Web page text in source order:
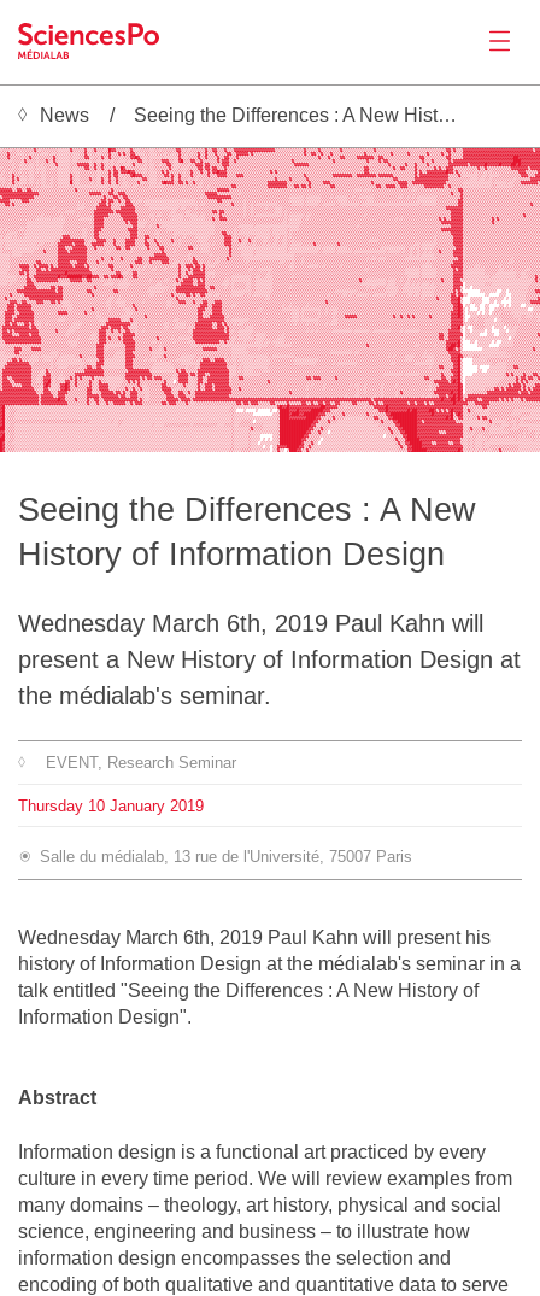
News
Productions
Activities
Tools
Seminar
Team
The médialab
News Seeing the Differences : A New History of Information Design
░░░▒░▒▒▒▒▒▒▓▓▓▒▒▒▒▒▒▒▒▒▒▒░░░░▒▒▒▒▒▒▒▒▒▒▒▒▒▒░░░░▒▒░░░░░▒▒▒▒▒▒▒▒▒▒▒░░▒▒▒▒▒░▒▒▓▓▓▓▓▒▒▓▓▓▒▒▒▒▒▒▒░░░▒░▒▒▒▒▒░░▒▒░░░░░░░▒▒▒▒▒▒▒▒▒▒▒▒▒▒▒▒▒▒▒▒▒▒▒▒▒▒▒▒▒▒▒▒▒▒▒▒▒░░░░░░░░░░▒░░░▒▒▒▒░░▒░▒░▒░░░▒░▒▒▒▒▒▒▒▒▓▓▓▓
▒▒▒▒▒▒▒▒▒▒▓▓▓▓▓▒░▒▒▒▒▓▓▒▓▓▒▒▒▒▒▒▒▒▒▒▒▒▒▓▒▒▒▒▒▒▒▒▒░░░░▒▒▒▒▒▒▒▒▒░░░░░░░░▒▒░▓▓▓▓▓▓▓▓▓▓▓▓▒▒▓▓▒▒▒▒░▒▒░▒▒▒▒▒░░▒▒░░░░░░░▒▒▒▒▒▒▒░▒▒▒▒▒▒▒▒▒▒▒▒▒▒▒▒▒▒▒▒▒▒▒▒▒▒▒▒▒▒▒░▒░░▒▒▒▒░░░░░▒▒░░░░░░░░░░░░░░▒▒▒▒▒▒▒▓▓▓▒ ░░
▒▒▒▒▒▒▒▓▓▓▓▓▓▓▓▓▓▓▓▓▓▓▓▒▓▓▒▒▒▒▒▒▒▒▒▒▓▓▒▒▒▒▒▒▒▒▒▓▓▒▒▒▒▒▒▒▒▒▒▒▒░░░░░░░▒▒▒▒▒▓▓▓▓▓▓▓▓▓▓▓▓▓▒▒▒▒▒▒▒▒▒▒░░░░░░░░▒▒░░░░░░░▒▒▒▒▒▒▒▒▒▒▒▒▒▒▒▒▒▒▒▒▒▒▒▒▒▒░░░░░░░░░▒▒▒▒▒▒▒▒▒▒▒▒░░░░░▒▒░░░░░░░▒░░░░░▒▒▒▒▒▒▒▒▓▒▓▒       ░░░░░░░  ░░
▒▒▒▒▓▒▒▒▒▒▓▓▓▓▓▓▓▓▓▓▓▓▓▓▓▓▒▒▒▒▒▒▒▒▒▒▒▒▓▒▒▒▒▒▒▒▒▒▒▒▒▒▒▒▒▒▒▒▒▒▒▒░░▒▒▒▒▒▒▒▓▒▒▒▒▒▓▓▒▓▒▒▓▓▒░░▒░░▒▒▒▒▒░░░░░▒▒░▒░░░░░░░▒▒▒▒▒▒▒▒▒▒▒▒▒▒▒▒▒▒▒▒▒▒▒▒░▒▒▒▒▒░░▒░▒▒░░░░░▒▒░░░░░▒░░░▒▒▒▒▒░░▒░░▒░░░░░▒▒▒▒▒▒▒▓▓▒▓▓░░       ░░    ░░░
▒▒▓▒▒▒▒▒░▒▒▒▓▓▓▓▓▓▓▓▓▓▓▓▓▓▒▒▒▒▒▒▒▒▒▒▒▒▒▒▒▒▒▒▒░░▒▒░▒▒▒▒▒▒▒▒▒▒▒▒▒▒▒▒▒▒▒▒▒▒▒▓▒▒▒▒▒▒▒▒▒▒▒▒▒▒▒▒▒▒▒▒▒▒▒▒▒▒▒▒▒▒▒▒▒▒▒▒░░▒▒▒▒▒▒▒▒▒▒▒▒▒▒▒▒▒▒▒▒▒▒▒▒▒▒▒▒▒▒▒▒▒▒▒▒▒▒▒▒▒▒▒▒▒▒▒▒▒▒▒▒▒▒▒▒▒▒▒▒▒▒▒░▒▒▒▒▒▓▒▒▒▒▒▓▓▓█▒   ░░░░░   ░░░░░░ ░
▒▒▒▒▓▓▓▒▒▓▓▒▒▒▒▓▓▓▒▒▒▓▓▒▓▒░░░▒▒▒▒▒▒▒▒▒▒▒▒▒▒▒░░▒▒░░░░▒▒▒▒▒▒▒░▒▒▒▒▒▒▒▒▒░░▒▒▒▓▓▓▒▒▒▓▒▒▒▓▓▒▒▒▓▓▓▒▒▒▒▒▒▒▒▒▒▒▒▒▒▒▒▒▒▒▒▒▒▒▒▒▒▒▒▒▒▒▒▒▒▒▒▒▒▒▒▒▒▒▓▒▒▒▒▒▒▒▒▒▒▒▒▒▒▒▒▒▒▒▒▒▒▒▒▒▒▒▒▒▒▒▒▒▒▒▒▒▒▒▒▒▒▒▒▒▒▒▒▒▒▒▓▓▓█▒   ░▒░░░   ░░ ░░
▒▒▒▓▓▓▒▓▓▓▓▓▓▒▒▒▒▒▒▒▒▒▒▒░▒░░░░▒▒▒▒▒▒▒▒▒▒▒▒▒▒░░▒▒▒░░░▒▒▒▓▒▒▒▒▒▒▒▒▒▒▒▒▒░░▒▒▒▒▒▒▒▒▒▒▒▒▓▓▓▒▒▓▓▓▓▒▒▒▒░░▒▒▒▒▒▒▒▒▒▒▒▒▒▒▒▒▒▒▒░▒▒░▒▒▒▒▒▒░▒▒▒▒▒▒▒▒▒▒▒▒▒▒▒▒▒▒▒▒▒▒▒▒▒▒▒▒▒▒▒▒▒▒▒▒▒▒▒▒▒▒▒▒▒▒▒▒▒▒▒▒▒▒▒▒▒▒▒▒▓▓█▓ ░░  ░░  ░░    ░░ ░ ░░░░
▒▒▒▓▓▓▒▓▓▓▓▓▓▒▒▒▒▒▒▒▒▒▒▒▒▒▒▒░░▒▒▒▒▒▒▒▒▓▒▒▒▒▒▒░▒▒▒▒▒░░░▒▒▓▒▒▒▒▒▒▒▒▒▒▒▒▒▒▒▒▒▒▒▒▒▒▒▒▒▓▓▓▒▒▒▓▓▓▓▒▒▒▒▒▒▒▒▒▒▒▒▒▒▒░░▒▒▒▒▒▒▒▒░░░░░░░▒░░░░░░░░▒▒░▒░░░▒▒▒▒▒▒▒▒▒▒▒▒▒▒▒▒▒▒▒▒▒▒▒▒▒▒▒▒▒▒▒▒▒▒▒▒▒▒▒▒▒▒▒▒▒▒▒▒▓▓█▓░ ░   ░  ░░  ░░▒▒░░░░░░░░░░
░▒▓▓▓▓▒▒▓▓▓▓▓▓▒▒▒▒▒▒▒▒▒▒▓▓▓▓▒▒▒▒▒▒▒▓▒▒▒▒░▒▒▒▒▒▒▒▒▒▒▒░░░▒▒▒▒▒▒▒▒▒▒▒▒▒▒▒▒▒▒▒▒▒▒▒▒▒▒▒▓▓▒▒▒▒▓▓▓▓▒▒▒▒▒▒▒▒▒▒▒▒▒▒▒▒▒▒▒▒▒▒▒▒▒▒▒▒▒░░░▒░▒▒▒▒▒▒░▒▒░▒▒░░▒▒▒▒▒▒▒▒▒▒▒▒▒▒▒▒▒▒▒▒▒▒▒▒▒▒▒▒▒▒▒▒▒▒▒▒▒▒▒▒▒▒▒▒▒▒▒▓▓▓█▓░ ░░░░ ░ ░░
▒▒▓▓▓▒▒▓▓▓▓▓▓▓▒▒▒▒▒▒▒▒▒▒▒▒▒▒▒▒▒▒▒▒▒▒▒▒▒▒░░▒▒▒▒▒▒▒▒░░░░▒▒▒▒▒▒▓▒▒▒▒▒▒▒▒▒▒▒▒▒▒▒▒▒▒▒▒▒▓▓▒▒▒▓▓▓▓▓▓▒░▒▒▒▒▒▒▒▒▒▒▒▒▒▒▒▒▒▒▒▒▒▒▒▒▒▒░░░▒░▒▒▒▒▒▒░▒▒▒▒▒░▒▒▒▒▓▓▓▓▓▒▒▒▒▒▒▒▒▒▒▒▒▒▒▒▓▒▒▓▒▒▓▒▓▒▒▒▒▒▒▓▒▒▒▒▒▒▒▒▓▓▓█▓░
▒▒▓▓▓▒▓▓▓▓▓▓▓▓▒▒▒▒▒▒▒▒▒▒░░░▒▒▒▒▒▒▒▒▒▒▒▒▒▒░░░▒▓▓▓▓▓▒░░▒▓▒▒▒▒▒▒▒▒▒▒▒▒▒▒▒▒▒░░▒▒▒▒▒▒▒▒▓▓▓▓▓▓▓▓▓▓▓▒▒▒░░░░░░░▒▒▒▒▒▒░▒▒▒▒▒▒▒▒▒░▒░░░▒░░░░░░░▒▒▒▒▒▒░░▒▒▒▒▒▒▒▒▒▒▒▒▒▒▒▒▒▒▒▒▒▒▒▒▒▒▒▒▒▒▒▒▒▒▒▒▒▒▒▒▒▒▒▒▒▒▒▓▓▓▓▓░ ░▒▒░▒▒▒░░░░
▒▓▓▓▓▓▓▓▓▓▓▓▒▓▓▒░▒▒▒▒▒▒▒▒▒▒▒▒░░░░▒▒▒▒▒▒▒▒▒▓▓▓▒▓▓▓▓▒▓▓▒░░░▒▒▒▒▒▒▒▒▒▒▒░░▒▒░░░░░▒░░▒▓▓▓▓▓▓▓▒▒▓▓▓▒▓▒▒▒▒▒▒▒░░░▒▒▒▒▒▒▒▒▒▒▒▒▒▒▒▒▒▒▒▒▒▒▒▒▒▒▒▒▒▒▒▒▒▒▒▒▒▒▒▒▒▒▒▒▒▒▒▒▒▒▒▒▒▒▒▒▒▒▒▒▒▒▒▒▒▒▒▒▒▒▒▒▒▒▒▒▒▒▒▒▒▒▓▓▓█▒ ░  ░▒▒▒▒░░░ ░░░░
▒▓▓▒▓▒▓▓▓▓▓▓▓▓▓▓▒▒▒▒▒▒▒▓▒▒▒▒░░░▒▒▒▒▒▒▒▒▒▒▓▓▓▒▒▓▒▒▓▒▒▓▓▒▒░▒▒░▒▒▒▒▒▒▒▒▒▒▒▒▒▒▒▒▒▒░░▓▓▓▓▓▓▓▓▓▓▓▓▓▒▓▒░▒▒░░░░░░▒▒▒▒▒▒▒▒▒▒▒▒▒▒▒▒▒▒▒▒▒▒░▒░▒░▒▒▒▒▒▒░░░░░░░░▒░░░░░░▒▒░░░░░░░▒▒▒▒░▒░░░░░░▒▒▒▒▒▒▒▒▒▒▒▒▓▓▓▓▓▒ ░░ ░░░░░ ░░   ░░░
▒▓▓▓▓▒▒▒▓▓▓▓▒▓▓▓▒▒▒▒▒▒▒▒▒▒▒░░▒▒▒▒▒▒▒▒▒░░▒▓▓▓▒▒▒▒▒▒▒▓▓▓▓▓░▒▒▒▒▒▒▒▒▒▒▒▒▒▒▒▒▒▒▒▒▒▒▒▓▓▓▓▓▓▓▓▓▓▓▓▓▓▓▒▒▒▒░░░░░▒▒░░░░▒▒▒▒▒▒▒░▒▒▒▒▒▒▒▒▒▒▒▒▒▒▒▒▒▒▒▒▒▒▒▒▒▒▒▒▒▒▒▒▒▒▒▒▒▒▒▒▒▒▒▒▒▒▒▒▒▒▒▒▒▒▒▒▒▒▒▒▒▒▒▒▓▓▒▒▓▓▓▓▓▓ ░▒░░░░   ░░░
▒▓▓▓▓▓▓▓▓▓▓▓▓▓▓▓▓▒▒▒▒▒▒▒▒▒▒▒▒▒▒▒░▒▒▒▒░░░▒▓▓▓▒▓▒▒▒▓▒▓▓▓▓▒▒▒▒▒▒▒▒▒▒▓▒▒▒▒▒░▒▒░░░░░▒▓▓▓▓▓▓▓▓▓▓▓▓▓▓▓▒░░▒░░░░░░▒░░░░▒▒▒▒▒░░░▒▒▒▒▒▒▒▒▒▒▒▒▒▒▒▒▒▒▒▒▒▒▒▒▒▒▒▒▒▒▒▒▒▒▒▒▒▒▒▒▒▒▒▒▒▒▒▒▒▒▒▒▒▒▒▒▒▒▒▒▒▒▒▒▓▓▒▒▓▓▓▓▓▒ ░░░░░░░░░░░░░░░░░░
░▒▓▓▓▓▓▓▓▓▓▓▓▓▓▓▓▒▒▒▒▒▒▒▒▒▒▒░░░░▒▒▒▒▒▒▒░▒▓▓▓▒▒▒▒▒▒▒▓▓▓▓▓▒▒▒▒▒▒▒░░▒▒▒▒▒▒▒░▒▒▒▒▒░░▒▓▓▓▓▓▓▓▓▓▓▒▒▓▒▒░▒▒▒▒░▒▒▒▒░░░▒░░▒░░░░░▒▒▒▒▒▒▒▒▒▒▒▒▒▒▒▒▒▒▒▒▒▒▒▒▒▒▒▒▒▒▒▒▒▒▒▒▒▒▒▒▒▒▒▒▒▒▒▒▒▒▒▒▒▒▒▒▒▒▒▒▒▒▒▒▒▒▒▓▓▓▓▓█▒   ░░ ░░░░░░ ░
░░▒▒▒▒▒▒▒▒▒▒▒▒▒▒▒▒▒▒▒▒▒▒▒▒▒▒▒░░░▒▒▒▒▒▒▒▒▓▓▓▒░░░░░░░▒▓▓▓▓▒▒▒▒▒▒▒▒▒▒░▒▒▒▒▒▒▒▒▒▒▒▒░░░▒▒▒▒▒▒▒▒░▒░░░░░░░░░░░░░░░░░░░▒▒▒░░░░░░░▒▒▒▒▒▒▒▒▒▒▒▒▒▒▒▒▒▒▒▒▒▒▒▒▒▒▒▒▒▒▒▓▒▒▒▒▒▒▒▒▒▒▒▒▒▒▒▒▒▒▒░░▒▒▒▒▒▒░▒▒▒▒▓▓██▓█▒      ░░░░░
▒▒▒▒▒▒▓▓▓░▒▒▒▓▓▓▓▒▒▒▒▒▒▒▒▒▒▒▒▒▒▒▒▒▒▒▒▒▒░▓▓▓▒░▒▒▒▒▒▒▒▓▓▓▓▒▒▒▒▒▒▓▒▒▒░▒▓▒▒▒▒▒▒▒▒▒▒▒▒▒▒▒▓▓▓▓▓▓▒▒▒▒▒▒░░░░░░▒▒▒▒▒░▒▒▒▒▒▒▒▒▒▒▒▒▒▒▒▒▒▒▒▒▒▒▒▒▒▒▒▒▒▒▒▒▒▒▒▒▒▒▒▒▒▒▒▒▒▒▒▒▒▒▒▒▒▒▒▒▒▒▒▒▒▒▒▒▒▒▒▒▒▒▒▒▒▒▒▒▒▓██▓▒▓▒
░░░▒▒▓▓▒▓▒▒▒░░░░▒▒░░░░▒▒░░░░░░░░░░▒▒░░░░▒▓▓▒░░░░░░░░▓▓▓▒▒▒▒▒░▒░░░▒▒▒▒▒▒▒▒░░░░░░░▒▒░▒▓▓▓▒▒▓▓▓▓▒░▒░░▒░░░░░░▒░░░░░░▒▒▒▒▒▒▒▒▒▒░░░░░░░░░░▒▒▒▒▒▒▒▒▒▒▒▒▒▒▒▒▒▒▒▒▒▒▒▒▒▒▒▒▒▒▒▒▒▒▒▒░░░▒▒▒▒▒▒░░░▒▒▒▒▒▒▒▓▓▓█▒
░░▒▓▓▓▓▓▓▓▓▓▒░▒▒▒▒▒▒▒░▒░░░░░░░░░░░░▒▒░░░▓▓▓░░░░░░░░░▓▓▓▒▒▒▒▒▒▒▒▒░░░░░░░▒▒▒▒░░░░░░░░▓▓▓▓▓▓▓▓▓▓▓▒▒▒░▒▒░░░░░░░░░░░░▒▒▒▒▒▒▒▒▒▒░░░░░░░░░▒▒▒▒▒▒▒░▒░░░░░░░░▒▒▒▒▒▒▒▒▒▒▒▒▒▒░░▒▒▒▒▒▒▒▒░░░░░░░░▒▒▒▒▒▒▒▒▓▓█▒
░▒▓▓▓▓▓▓▓▓▓▓▓▒▒▒▒▒▒▒▒░▒▒░░░░▒▒▒▒▒░▒▒▓▓▒▒▓▓▒░░░░░░░░░▓▓▓▒▒▒▒▒▒▒▒░░░░░░░░░▒▒▒▒▒░▒▒▒░▒▓▓▓▓▓▓▓▓▓▓▓▒░░░▒░▒░░░░░░░░░░▒▒▒▒▒▒▒▒▒▒▒▒▒▒▒▒▒▒▒▒▒▒▒▒▒▒▒▒▒▒▒▒▒▒▒▒▒▒▒▒▒▒▒▒▒▒▒▒▒▒▒▒▒▒▒▒▒▒▒▒▒▒▒▒▒▒▒░▒▒▒▓▓▒▒▒▒▓▓█▒      ░
░▓▓▓▓▓▓▓▓▓▓▓▓▒▒▒▒░░▓▒▒▒▒▒▒▒▒▒▒▒▒▒▒▒▓▓▓▓▓▓▓▓▒▒▒▒▒▒▒▒▒▒▓▓▓▓▓▓▓▓▓▒░░░░░░░░░░▓▒▓▓▒▒▒▒▒▓▓▓▓▓▓▓▓▓▓▓▓▓░░░▒░▒░░░░▒▒▒▒░░░▒▒▒▒▒▒▒▒▒▒▒▒▒▒▒▒▒▒▒▒▒▒▒▒▒▒▒▒▒▒▒▒▒▒▒▒▒▒▒▒▒▒▒▒▒▒▒▒▒▒▒▒▒▒▒▒▒▒▒▒▒▒▒▒▒▒▒▒▒▒▒▒▒▒▒▓▓▓█▒      ░░
▒▓▓▓▓▓▓▓▓▓▓▓▓▒▒▒░░▒▓▓░▒▒▒░▒▒▒▒▒▓▓▓▓▓▓▓▓▓▓▓▓▒▒▒▒▒▒▒▒▒▓▓▓▓▓▓▓▓▓▓▓▒▒▒▒▒▒▒▒▒░▒▓▓▓▓▒▓▓▒▓▓▓▒▒▓▓▓▓▓▓▓▓░░░▒▒▒░░░░░░░▒▒▒▒▒▒▒▒▒▒▒▒▒▒▒▒▒▒▒▒▒▒▒▒▒▒▒▒▒▒▒▒▒▒▒▒▒▒▒▒▒▒▒▒▒▒▒▒▒▒▒░░░░░░░░▒░░░░░░▒▒▒▒▒▒▒▒▒▓▒▒▒▒▓▓█▒
▒▓▓▒▒▓▓▓▓▓▓▓▓▒▒░░▒▓▓▓▒░▒░░░▒▒▓▒▓▒▓▒▒▒▒▓░▒▒▒▒░░░░░░░▒▓▓▓▓▓▓▒▓▒▓▓▒▓▓▓▒▒▒▒░░▒▓▓▓▓░░▒▒▓▓▒▒▓▓▓▓▓▓▓▓▓░▒▒▒▓▓▒▒▒▒▒▒▒▒▒▒▒▒▒▒▒▒▒▒▒▒▒▒▒▒▒▒▓▓▒▓▓▓▒▒▒▒▒▒▓▒▒▒▒▒▒▒▒▒▒▒▒▒▒▒▒▒▒▒▒▒▒▒▒▒▒▒▒▒▒▒▒▒▒▒▒▓▓▒▒▒▒▒▓▓▒▒▓▓▓█▒
▒▓▓▓▒▒▓▓▓▓▓▓▓▒▒░░▒▓▓█▒░▒▒░░▓▓▒▒▓▒▒▒▒▒▓▒░▒▓▒▒░░░░░░░▒▒▓▒▓▒▓▒▒▒▒▒▒▒▒▒▒▓░░░ ▒▓▓▓▓░░░▒▓▓░▒▓▓▓▓▓▓▓▓▓░▒▒▒▒▒▒▒▒▒▒▒▒▒▒▒▓▒▒▒▒▒▒▒▒▒▒▒▒▒▒▒▒▒▒▒▒▒▒▒▒▒▒▒▒▒▒▒▒▒▒▒▒▒▒▒▒▒▒▒▒▒▒▒▒▒▒▒▒▒▒▒▒▒▒▒▒▒▒▒▒▒▒▒▒▓▓▓▓▓▓▒▓█▓█▒
▒▓▓▓▓▒▒▒▒▓▓▓▓▒▒▒▒░▓█▓░░░▒▓▓█▓▒▒▓▒▒▒▒▒▓▒░▒▓▓▓▓░░░░░▒▒▒▒▒▒▒▓▒░░▒▒▒▒▒▒▓▓▒░░▒▒░▒▓▒░░░▒▓▒▒▓▓▓▒▓▓▓▓▓▓▒▒▒▒▒▒▒▒▒▒▒▒▒▒▒▒▒▒▒▒░▒░▒▒▒▒▒▒▒▒▒░▒░▒▒▒▒░▒▒▒▒▒▒▒▒▒▒░▒░░▒▒░▒▒▒▒▒▒░▒▒▒▒▒░▒▒▒▒▒▒▒▒▒▒▒▒▒░▒▒▒▓▓▓▓▓▓▓▓█▓
▒▓▓▓▓▓▓▓▓▓▓▓▓▓▒▒░░▓▓▒░░░▒▓▓█▓▒▒▒▒▒▒▒▓▓▒░▒▓▓▓▓▒░░▒▒▒▒▓▒▒▓▒▒▓░░░▒▒▒▒▒▓▓▓▓▒░░░▒▒▒░░░▒▓▒▒▓▓▓▒▓▓▓▓▓▓▓▒▒▒▓▒▒▒▒▒▒▒▒▒▒▒▒▒▒▒▒▒▒▒▒▒▒▒▒▒▒▒░▒▒▒▒▒▒░▒▒▒▒▒▒▒▒▒▒▒▒▒░▒▒░▒▒▒▒▒▒░▒▒▒▒▒▒▒▒▒▒▒▒▒▒▒▒▒▒▒░▒▒▓▓▓▓▓▓▓▓▓█▓
▓▓▓▓▓▓▓▓▓▓▓▓▓▓▓▒░▒▓▓▓▒▒░▓▓▓▓▒▒▒▒▒▒▒▒▓▓░░▒▒▓▓▓▓▓▒▓▓▒▓▒▒▓▓▓▒▒░░░▒▒▒▒▒▒▓▓▓▒░░▓▓▒▒▓░▒▓▓▓▓▓▓▓▓▓▓▓▓▓▓▓▒▒▒▒▒▒▒▒▒▒▒▒▒▒▒▒▒▒▒▒▒▒▒▒▓▒▒▒▒▒▒▒▒▒▒▒▒▒▒▒▒▒▒▒▒▒▒▒▒▒▒▒░▒▒░▒▒▒▒▒▒░▒▒▒▒▒░▒▓▒▒▒▒▒▒▒▒▒▒▒▒▒▓▓▓▓▓▓▓█▓▓█▓
▓█░░▒▒▒░░░░░░░░░░░░░░░░░░░░░░░░░░░░░░░░░░░░░░░░░░░░░░░░░░░░░░░░░░░░░░░░░░░░░░░░░░░░░░░░░░░░░░░░▒▒░   ░    ░     ░
▓█░░▒▒░░░░░░░░░░░░░░░░░░░░░░░░░░░░░░░░░░░░░░░░░░░░░░░░░░░░░░░░░░░░░░░░░░░░░░░░░░░░░░░░░░░░░░░░░░▒░░░░░░░░
▓█░▒▒▒▒▒▒▒▒▒▒▒▒▒▒▒▒▒▒▒▒▒▒▒▒▒▒▒▒▒▒▒░▒▒░░░░░░░░░▒░░▒▒░░░░░░░░░░░░░░░░░░░░░░░░░░░░░░░░░░░░░░░░░░░░░▒░░░▒▒▒▒░
▓▓░▒▒▒░░░░░░░░░░░░░░░░░░░░░░░░░░░░░░░░░░░░░░░░░░░░░░░░░░░░░░░░░░░░░░░░░░░░░░░░░░░░░░░░░░░░░░░░░░▒░░░░░░▒░░░░░░░░░░░▒███████████▓▓▒▒▒▓▒░░
▓█░░▒▒░░░░░░░░░░░░░░░░░░░░░░░░░░░░░░░░░░░░░░░░░░░░░░░░░░░░░░░░░░░░░░░░░░░░░░░░░░░░░░░░░░░░░░░░░░▒░░░░░░▒░░░░     ░░▒██████████▓▓░▒▒▒▒░░░░░░░░░░░░░░░░░░░░░░░░░░
██░░▒▒░░░░░░░░░░░░░░░░░░░░░░░░░░░░░░░░░░░░░░░░░░░░░░░░░░░░░░░░░░░░░░░░░░░░░░░░░░░░░░░░░░░░░░░░░░▒░░░░░░▒░░░░ ░ ░ ░░▒█████████▓▓▒▒▒▒▒░
█▓░▒▒░░░░░░░░░░░░░░░░░░░░░░░░░░░░░░░░░░░░░░░░░░░░░░░░░░░░░░░░░░░░░░░░░░░░░░░░░░░░░░░░░░░░░░░░░░░▒░░░░░░▒░░░ ░░░░░░░▒█████████▓▒▒▒▓▒░
█▓░▒▒▒░░░░░░░░░░░░░░░░░░░░░░░░░░░░░░░░░░░░░░░░░░░░░░░░░░░░░░░░░░░░░░░░░░░░░░░░░░░░░░░░░░░░░░░░░░▒░░░░░░▒░░░░░ ░░
█▓░▒▒▒░░░░░░░░░░░░░░░░░░░░░░░░░░░░░░░░░░░░░░░░░░░░░░░░░░░░░░░░░░░░░░░░░░░░░░░░░░░░░░░░░░░░░░░░░▒▒░░░▒▒▒▒░░░░░░░░ ░░▓░░
Seeing the Differences : A New
History of Information Design
Wednesday March 6th, 2019 Paul Kahn will
present a New History of Information Design at
the médialab's seminar.
EVENT, Research Seminar
Thursday 10 January 2019
Salle du médialab, 13 rue de l'Université, 75007 Paris
Wednesday March 6th, 2019 Paul Kahn will present his
history of Information Design at the médialab's seminar in a
talk entitled "Seeing the Differences : A New History of
Information Design".
Abstract
Information design is a functional art practiced by every
culture in every time period. We will review examples from
many domains – theology, art history, physical and social
science, engineering and business – to illustrate how
information design encompasses the selection and
encoding of both qualitative and quantitative data to serve